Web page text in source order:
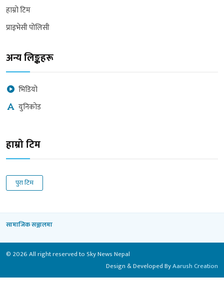
हाम्रो टिम
प्राइभेसी पोलिसी
अन्य लिङ्कहरू
भिडियो
युनिकोड
हाम्रो टिम
पुरा टिम
सामाजिक सञ्जालमा
© 2026 All right reserved to Sky News Nepal
Design & Developed ByAarush Creation